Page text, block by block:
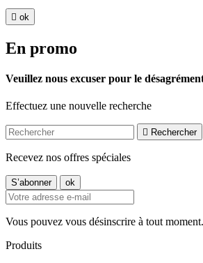
 ok
En promo
Veuillez nous excuser pour le
Effectuez une nouvelle recherche
 Rechercher
Recevez nos offres spéciales
Vous pouvez vous désinscrire à tout
Produits